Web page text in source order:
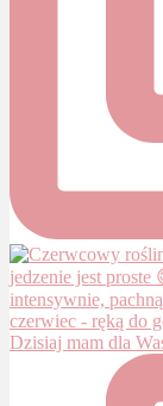
Dzisiaj mam dla